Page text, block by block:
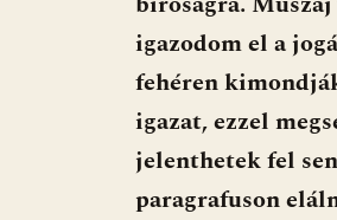
igazodom el a
fehéren
igazat, ezzel
jelenthetek fel
paragrafuson